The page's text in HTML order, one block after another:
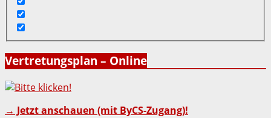
Vertretungsplan – Online
→ Jetzt anschauen (mit ByCS-Zugang)!